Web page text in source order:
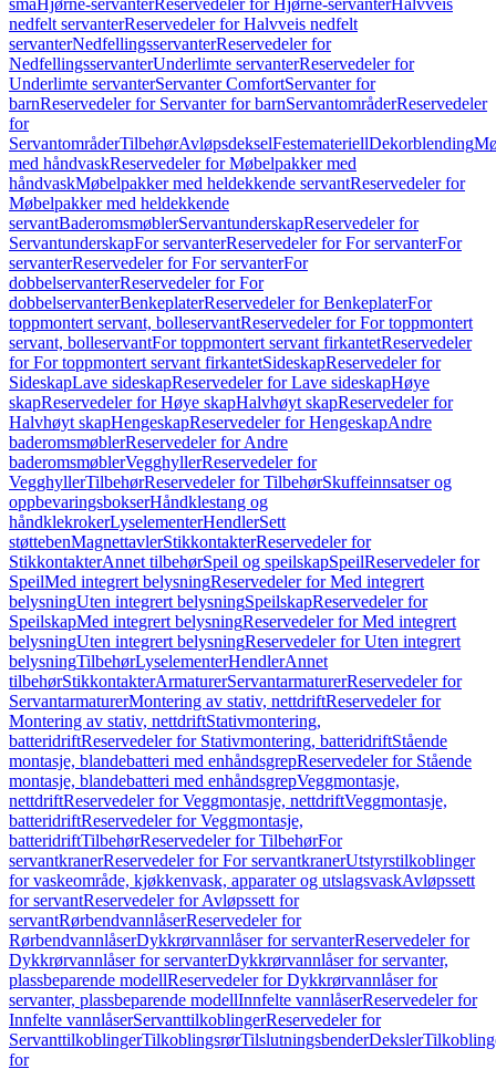
små Hjørne-servanterReservedeler for Hjørne-servanterHalvveis
nedfelt servanterReservedeler for Halvveis nedfelt
servanterNedfellingsservanterReservedeler for
NedfellingsservanterUnderlimte servanterReservedeler for
Underlimte servanterServanter ComfortServanter for
barnReservedeler for Servanter for barnServantområderReservedeler
for
ServantområderTilbehørAvløpsdekselFestemateriellDekorblending
med håndvaskReservedeler for Møbelpakker med
håndvaskMøbelpakker med heldekkende servantReservedeler for
Møbelpakker med heldekkende
servantBaderomsmøblerServantunderskapReservedeler for
ServantunderskapFor servanterReservedeler for For servanterFor
servanterReservedeler for For servanterFor
dobbelservanterReservedeler for For
dobbelservanterBenkeplaterReservedeler for BenkeplaterFor
toppmontert servant, bolleservantReservedeler for For toppmontert
servant, bolleservantFor toppmontert servant firkantetReservedeler
for For toppmontert servant firkantetSideskapReservedeler for
SideskapLave sideskapReservedeler for Lave sideskapHøye
skapReservedeler for Høye skapHalvhøyt skapReservedeler for
Halvhøyt skapHengeskapReservedeler for HengeskapAndre
baderomsmøblerReservedeler for Andre
baderomsmøblerVegghyllerReservedeler for
VegghyllerTilbehørReservedeler for TilbehørSkuffeinnsatser og
oppbevaringsbokserHåndklestang og
håndklekrokerLyselementerHendlerSett
støttebenMagnettavlerStikkontakterReservedeler for
StikkontakterAnnet tilbehørSpeil og speilskapSpeilReservedeler for
SpeilMed integrert belysningReservedeler for Med integrert
belysningUten integrert belysningSpeilskapReservedeler for
SpeilskapMed integrert belysningReservedeler for Med integrert
belysningUten integrert belysningReservedeler for Uten integrert
belysningTilbehørLyselementerHendlerAnnet
tilbehørStikkontakterArmaturerServantarmaturerReservedeler for
ServantarmaturerMontering av stativ, nettdriftReservedeler for
Montering av stativ, nettdriftStativmontering,
batteridriftReservedeler for Stativmontering, batteridriftStående
montasje, blandebatteri med enhåndsgrepReservedeler for Stående
montasje, blandebatteri med enhåndsgrepVeggmontasje,
nettdriftReservedeler for Veggmontasje, nettdriftVeggmontasje,
batteridriftReservedeler for Veggmontasje,
batteridriftTilbehørReservedeler for TilbehørFor
servantkranerReservedeler for For servantkranerUtstyrstilkoblinger
for vaskeområde, kjøkkenvask, apparater og utslagsvaskAvløpssett
for servantReservedeler for Avløpssett for
servantRørbendvannlåserReservedeler for
RørbendvannlåserDykkrørvannlåser for servanterReservedeler for
Dykkrørvannlåser for servanterDykkrørvannlåser for servanter,
plassbeparende modellReservedeler for Dykkrørvannlåser for
servanter, plassbeparende modellInnfelte vannlåserReservedeler for
Innfelte vannlåserServanttilkoblingerReservedeler for
ServanttilkoblingerTilkoblingsrørTilslutningsbenderDeksler
for